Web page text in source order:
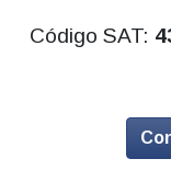
Código SAT: